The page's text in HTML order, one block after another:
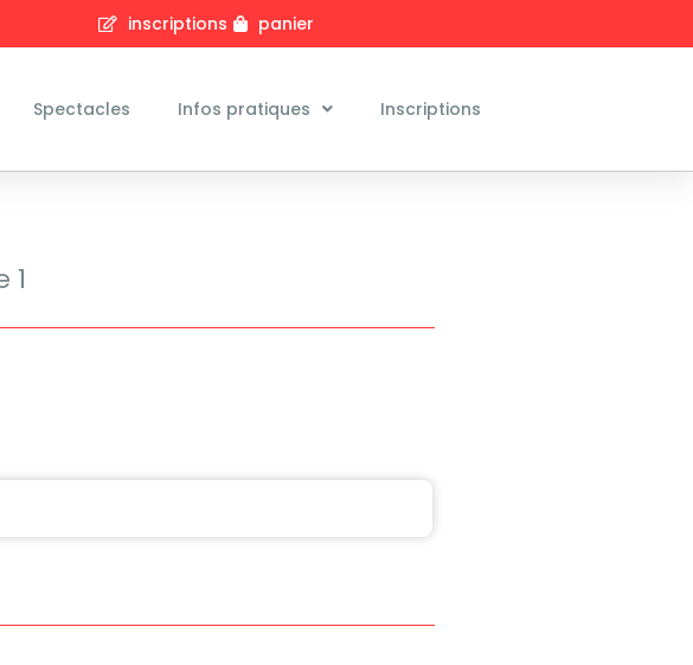
inscriptions panier
Spectacles Infos pratiques Inscriptions
1